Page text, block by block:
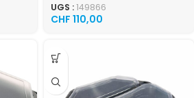
UGS :149866
CHF 110,00